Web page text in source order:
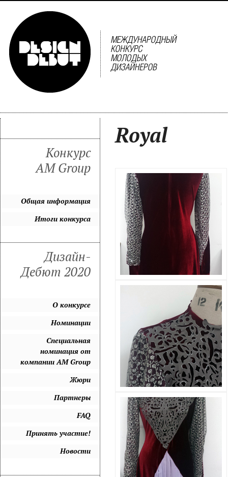
Royal
Конкурс
AM Group
Общая информация
Итоги конкурса
Дизайн-
Дебют 2020
О конкурсе
Номинации
Специальная
номинация от
компании AM Group
Жюри
Партнеры
FAQ
Принять участие!
Новости